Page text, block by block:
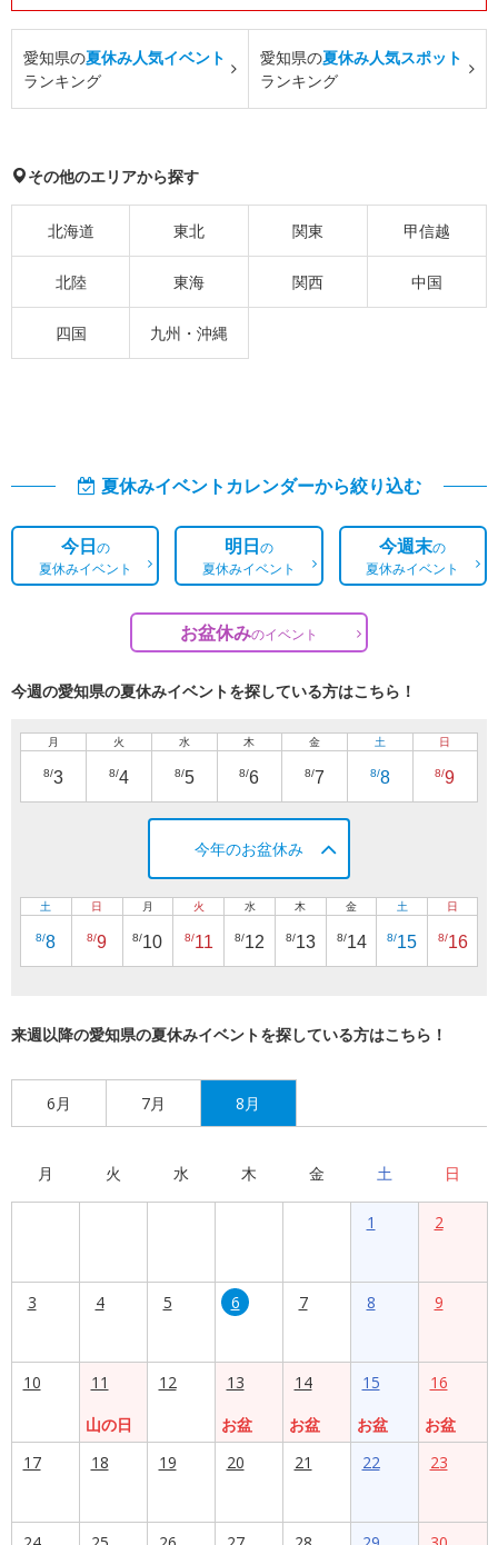
愛知県の夏休み人気イベント
ランキング
愛知県の夏休み人気スポット
ランキング
その他のエリアから探す
北海道 東北 関東 甲信越
北陸 東海 関西 中国
四国 九州・沖縄
夏休みイベントカレンダーから絞り込む
今日の
夏休みイベント
明日の
夏休みイベント
今週末の
夏休みイベント
お盆休みのイベント
今週の愛知県の夏休みイベントを探している方はこちら！
月
8/3
火
8/4
水
8/5
木
8/6
金
8/7
土
8/8
日
8/9
今年のお盆休み
土
8/8
日
8/9
月
8/10
火
8/11
水
8/12
木
8/13
金
8/14
土
8/15
日
8/16
来週以降の愛知県の夏休みイベントを探している方はこちら！
6月 7月 8月
月 火 水 木 金 土 日
1 2
3 4 5 6 7 8 9
10
11
山の日
12
13
お盆
14
お盆
15
お盆
16
お盆
17
18 19 20 21 22 23